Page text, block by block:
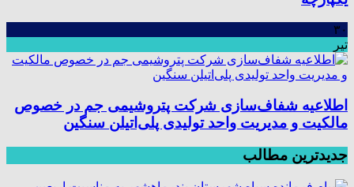
۳۰
تیر
اطلاعیه شفاف‌سازی شرکت پتروشیمی جم در خصوص
مالکیت و مدیریت واحد تولیدی پلی‌اتیلن سنگین
جدیدترین مطالب